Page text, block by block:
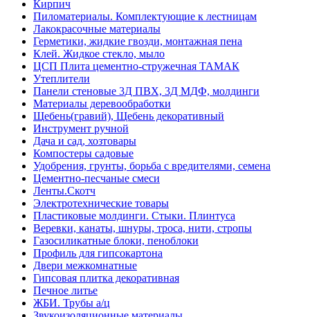
Кирпич
Пиломатериалы. Комплектующие к лестницам
Лакокрасочные материалы
Герметики, жидкие гвозди, монтажная пена
Клей. Жидкое стекло, мыло
ЦСП Плита цементно-стружечная ТАМАК
Утеплители
Панели стеновые 3Д ПВХ, 3Д МДФ, молдинги
Материалы деревообработки
Щебень(гравий), Щебень декоративный
Инструмент ручной
Дача и сад, хозтовары
Компостеры садовые
Удобрения, грунты, борьба с вредителями, семена
Цементно-песчаные смеси
Ленты.Скотч
Электротехнические товары
Пластиковые молдинги. Стыки. Плинтуса
Веревки, канаты, шнуры, троса, нити, стропы
Газосиликатные блоки, пеноблоки
Профиль для гипсокартона
Двери межкомнатные
Гипсовая плитка декоративная
Печное литье
ЖБИ. Трубы а/ц